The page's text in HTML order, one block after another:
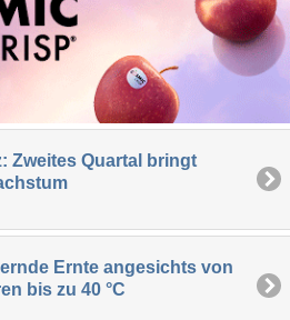
Zweites Quartal bringt
Ernte angesichts von
bis zu 40 °C